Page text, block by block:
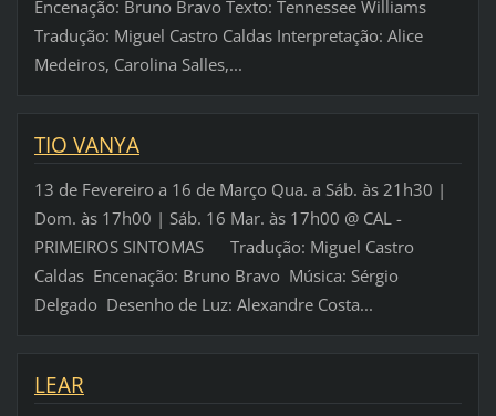
Encenação: Bruno Bravo Texto: Tennessee Williams
Tradução: Miguel Castro Caldas Interpretação: Alice
Medeiros, Carolina Salles,...
TIO VANYA
13 de Fevereiro a 16 de Março Qua. a Sáb. às 21h30 |
Dom. às 17h00 | Sáb. 16 Mar. às 17h00 @ CAL -
PRIMEIROS SINTOMAS Tradução: Miguel Castro
Caldas Encenação: Bruno Bravo Música: Sérgio
Delgado Desenho de Luz: Alexandre Costa...
LEAR